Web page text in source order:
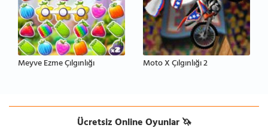
Meyve Ezme Çılgınlığı Moto X Çılgınlığı 2
Ücretsiz Online Oyunlar 🦄